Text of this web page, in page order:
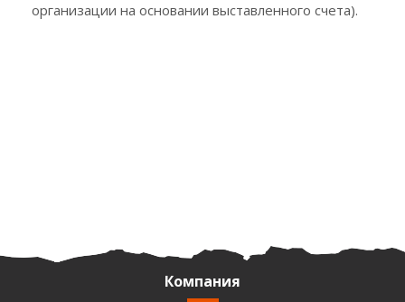
организации на основании выставленного счета).
Компания